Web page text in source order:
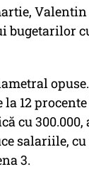
Valentin
bugetarilor
12
cu
salariile,
3.